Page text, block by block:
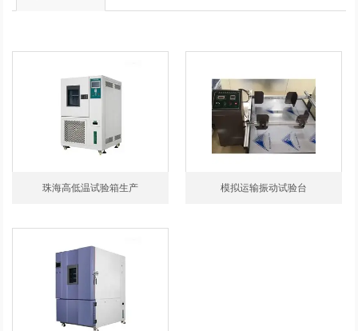
珠海高低温试验箱生产 模拟运输振动试验台